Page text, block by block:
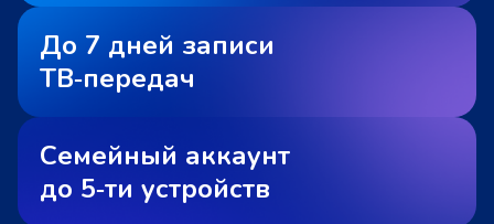
До 7 дней записи
ТВ‑передач
Семейный аккаунт
до 5‑ти устройств